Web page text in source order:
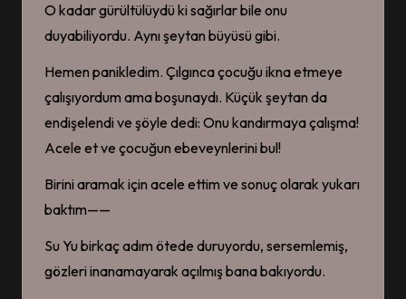
O kadar gürültülüydü ki sağırlar bile onu
duyabiliyordu. Aynı şeytan büyüsü gibi.
Hemen panikledim. Çılgınca çocuğu ikna etmeye
çalışıyordum ama boşunaydı. Küçük şeytan da
endişelendi ve şöyle dedi: Onu kandırmaya çalışma!
Acele et ve çocuğun ebeveynlerini bul!
Birini aramak için acele ettim ve sonuç olarak yukarı
baktım——
Su Yu birkaç adım ötede duruyordu, sersemlemiş,
gözleri inanamayarak açılmış bana bakıyordu.